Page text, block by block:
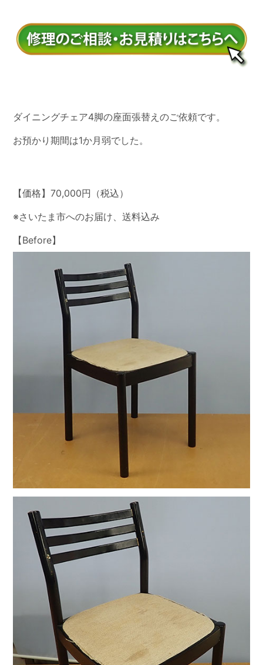
ダイニングチェア4脚の座面張替えのご依頼です。
お預かり期間は1か月弱でした。
【価格】70,000円（税込）
※さいたま市へのお届け、送料込み
【Before】